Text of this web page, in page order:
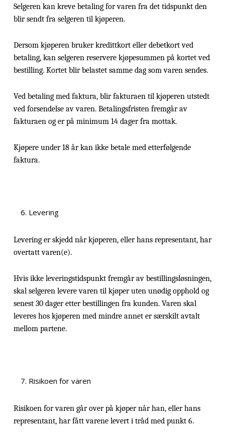
Selgeren kan kreve betaling for varen fra det tidspunkt den
blir sendt fra selgeren til kjøperen.
Dersom kjøperen bruker kredittkort eller debetkort ved
betaling, kan selgeren reservere kjøpesummen på kortet ved
bestilling. Kortet blir belastet samme dag som varen sendes.
Ved betaling med faktura, blir fakturaen til kjøperen utstedt
ved forsendelse av varen. Betalingsfristen fremgår av
fakturaen og er på minimum 14 dager fra mottak.
Kjøpere under 18 år kan ikke betale med etterfølgende
faktura.
Levering
Levering er skjedd når kjøperen, eller hans representant, har
overtatt varen(e).
Hvis ikke leveringstidspunkt fremgår av bestillingsløsningen,
skal selgeren levere varen til kjøper uten unødig opphold og
senest 30 dager etter bestillingen fra kunden. Varen skal
leveres hos kjøperen med mindre annet er særskilt avtalt
mellom partene.
Risikoen for varen
Risikoen for varen går over på kjøper når han, eller hans
representant, har fått varene levert i tråd med punkt 6.